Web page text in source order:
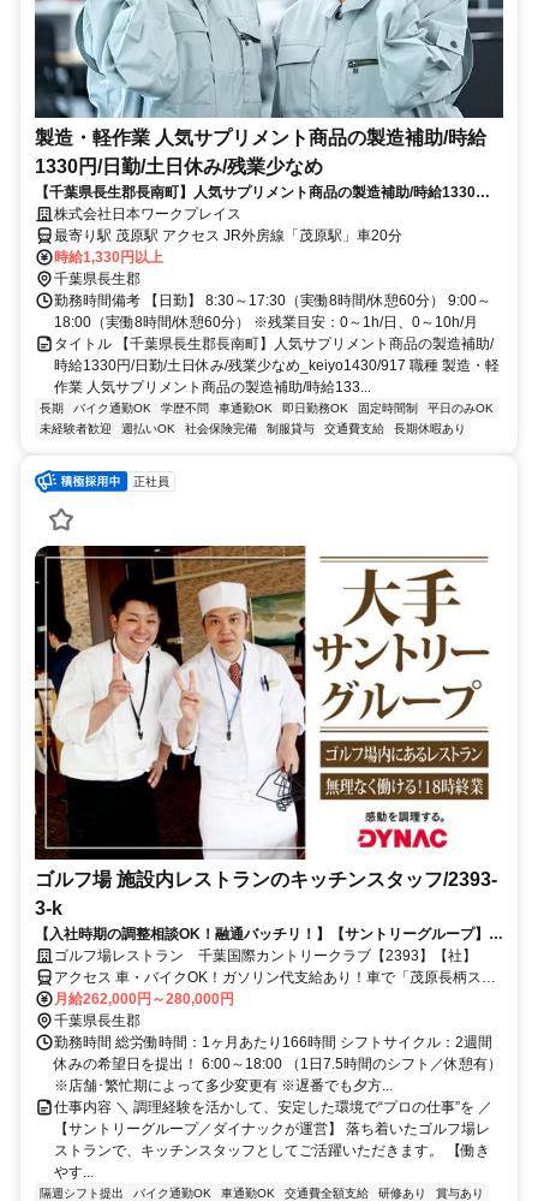
製造・軽作業 人気サプリメント商品の製造補助/時給
1330円/日勤/土日休み/残業少なめ
【千葉県長生郡長南町】人気サプリメント商品の製造補助/時給1330円/
日勤/土日休み/残業少なめ_keiyo1430/917
株式会社日本ワークプレイス
最寄り駅 茂原駅 アクセス JR外房線「茂原駅」車20分
時給1,330円以上
千葉県長生郡
勤務時間備考 【日勤】 8:30～17:30（実働8時間/休憩60分） 9:00～
18:00（実働8時間/休憩60分） ※残業目安：0～1h/日、0～10h/月
タイトル 【千葉県長生郡長南町】人気サプリメント商品の製造補助/
時給1330円/日勤/土日休み/残業少なめ_keiyo1430/917 職種 製造・軽
作業 人気サプリメント商品の製造補助/時給133...
長期 バイク通勤OK 学歴不問 車通勤OK 即日勤務OK 固定時間制
平日のみOK
未経験者歓迎
週払いOK 社会保険完備 制服貸与 交通費支給 長期休暇あり
正社員
ゴルフ場 施設内レストランのキッチンスタッフ/2393-
3-k
【入社時期の調整相談OK！融通バッチリ！】【サントリーグループ】キ
ッチン経験を“仕事”に変える。料理に集中できる環境で安定したキャリ
アを築く◎
ゴルフ場レストラン 千葉国際カントリークラブ【2393】【社】
アクセス 車・バイクOK！ガソリン代支給あり！車で「茂原長柄スマ
ートIC」～約10分、「蘇我IC」～約20分、「蘇我駅」～約40分
月給262,000円～280,000円
千葉県長生郡
勤務時間 総労働時間：1ヶ月あたり166時間 シフトサイクル：2週間
休みの希望日を提出！ 6:00～18:00 （1日7.5時間のシフト／休憩有）
※店舗･繁忙期によって多少変更有 ※遅番でも夕方...
仕事内容 ＼ 調理経験を活かして、安定した環境で“プロの仕事”を ／
【サントリーグループ／ダイナックが運営】 落ち着いたゴルフ場レ
ストランで、キッチンスタッフとしてご活躍いただきます。 【働き
やす...
隔週シフト提出 バイク通勤OK 車通勤OK 交通費全額支給 研修あり 賞与あり